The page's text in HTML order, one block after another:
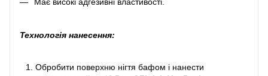
Технологія нанесення:
Обробити поверхню нігтя бафом і нанести